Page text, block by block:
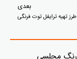
بعدی
طرز تهیه ترایفل توت فرنگی